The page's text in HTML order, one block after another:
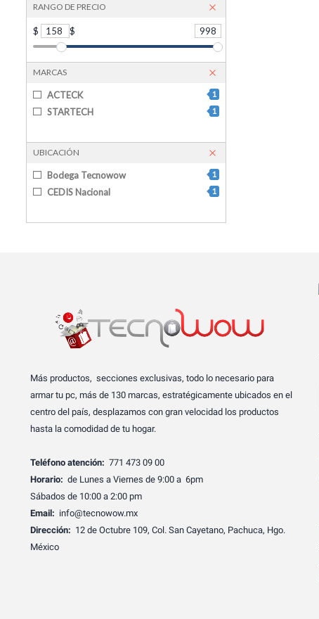
RANGO DE PRECIO
$ 158 $ 998
MARCAS
ACTECK 1
STARTECH 1
UBICACIÓN
Bodega Tecnowow 1
CEDIS Nacional 1
Más productos, secciones exclusivas, todo lo necesario para
armar tu pc, más de 130 marcas, estratégicamente ubicados en el
centro del país, desplazamos con gran velocidad los productos
hasta la comodidad de tu hogar.
Teléfono atención: 771 473 09 00
Horario: de Lunes a Viernes de 9:00 a 6pm
Sábados de 10:00 a 2:00 pm
Email: info@tecnowow.mx
Dirección: 12 de Octubre 109, Col. San Cayetano, Pachuca, Hgo.
México